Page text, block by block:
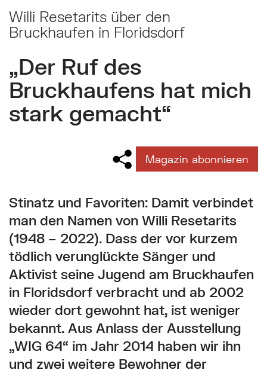
Willi Resetarits über den
Bruckhaufen in Floridsdorf
„Der Ruf des
Bruckhaufens hat mich
stark gemacht“
Magazin abonnieren
Stinatz und Favoriten: Damit verbindet
man den Namen von Willi Resetarits
(1948 – 2022). Dass der vor kurzem
tödlich verunglückte Sänger und
Aktivist seine Jugend am Bruckhaufen
in Floridsdorf verbracht und ab 2002
wieder dort gewohnt hat, ist weniger
bekannt. Aus Anlass der Ausstellung
„WIG 64“ im Jahr 2014 haben wir ihn
und zwei weitere Bewohner der